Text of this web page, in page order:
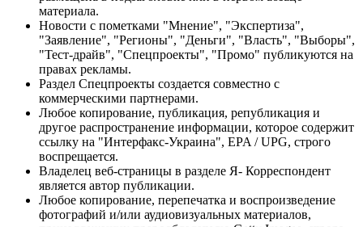
материала.
Новости с пометками "Мнение", "Экспертиза",
"Заявление", "Регионы", "Деньги", "Власть", "Выборы",
"Тест-драйв", "Спецпроекты", "Промо" публикуются на
правах рекламы.
Раздел Спецпроекты создается совместно с
коммерческими партнерами.
Любое копирование, публикация, републикация и
другое распространение информации, которое содержит
ссылку на "Интерфакс-Украина", EPA / UPG, строго
воспрещается.
Владелец веб-страницы в разделе Я- Корреспондент
является автор публикации.
Любое копирование, перепечатка и воспроизведение
фотографий и/или аудиовизуальных материалов,